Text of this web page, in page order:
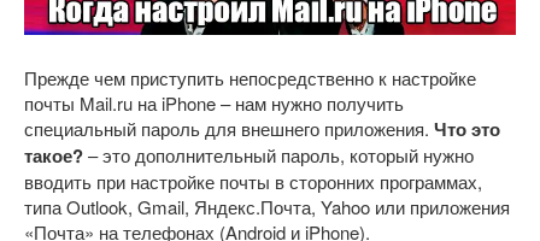
Прежде чем приступить непосредственно к настройке
почты Mail.ru на iPhone – нам нужно получить
специальный пароль для внешнего приложения. Что это
такое?– это дополнительный пароль, который нужно
вводить при настройке почты в сторонних программах,
типа Outlook, Gmail, Яндекс.Почта, Yahoo или приложения
«Почта» на телефонах (Android и iPhone).